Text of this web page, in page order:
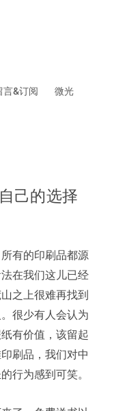
言&订阅 微光
己的选择
有的印刷品都源
在我们这儿已经
之上很难再找到
很少有人会认为
有价值，该留起
刷品，我们对中
行为感到可笑。